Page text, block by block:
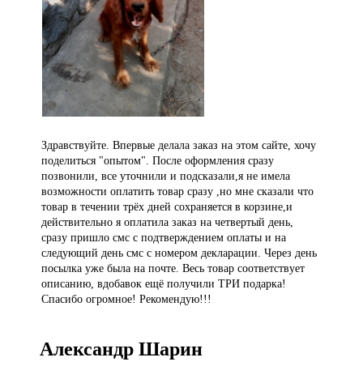
Здравствуйте. Впервые делала заказ на этом сайте, хочу
поделиться "опытом". После оформления сразу
позвонили, все уточнили и подсказали,я не имела
возможности оплатить товар сразу ,но мне сказали что
товар в течении трёх дней сохраняется в корзине,и
действительно я оплатила заказ на четвертый день,
сразу пришло смс с подтверждением оплаты и на
следующий день смс с номером декларации. Через день
посылка уже была на почте. Весь товар соответствует
описанию, вдобавок ещё получили ТРИ подарка!
Спасибо огромное! Рекомендую!!!
Александр Шарин